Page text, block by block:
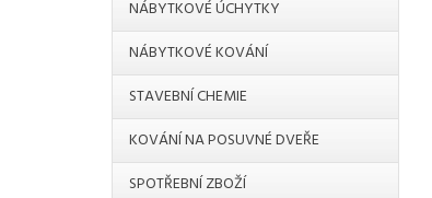
NÁBYTKOVÉ ÚCHYTKY
NÁBYTKOVÉ KOVÁNÍ
STAVEBNÍ CHEMIE
KOVÁNÍ NA POSUVNÉ DVEŘE
SPOTŘEBNÍ ZBOŽÍ